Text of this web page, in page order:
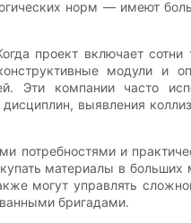
норм — имеют
проект включает сотни
модули и
Эти компании часто
выявления
потребностями и
материалы в больших
могут управлять
бригадами.